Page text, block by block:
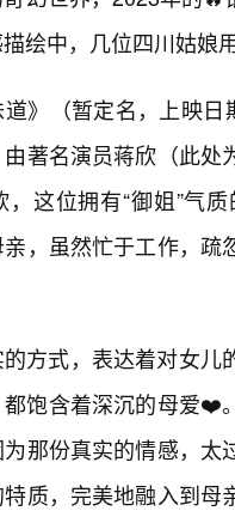
绘中，几位四川姑娘
道》（暂定名，上映
著名演员蒋欣（此
，这位拥有“御姐”气
，虽然忙于工作，
方式，表达着对女儿
饱含着深沉的母爱❤️
那份真实的情感，
质，完美地融入到